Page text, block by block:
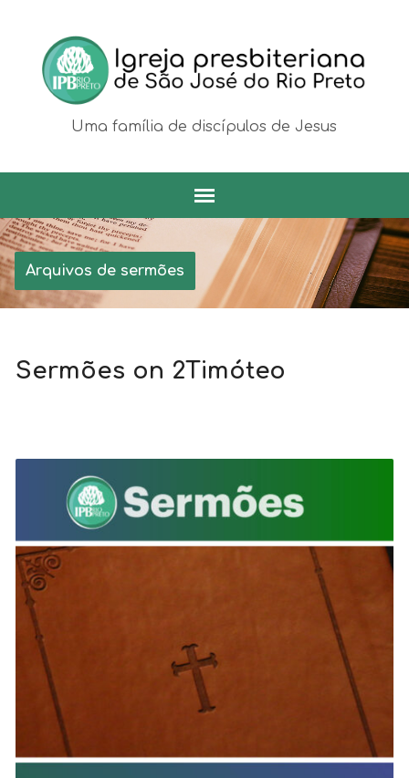
Uma família de discípulos de Jesus
Arquivos de sermões
Sermões on 2Timóteo